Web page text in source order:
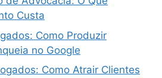
Custa
Como Produzir
no Google
Como Atrair Clientes